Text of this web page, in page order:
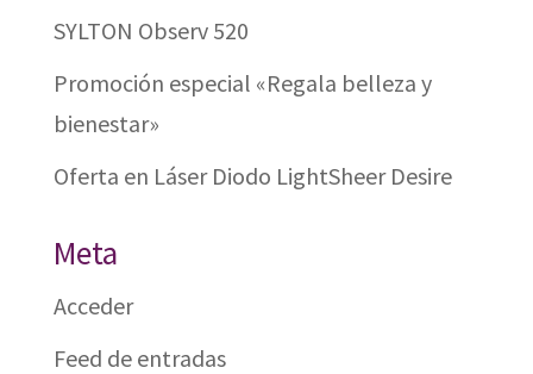
SYLTON Observ 520
Promoción especial «Regala belleza y
bienestar»
Oferta en Láser Diodo LightSheer Desire
Meta
Acceder
Feed de entradas